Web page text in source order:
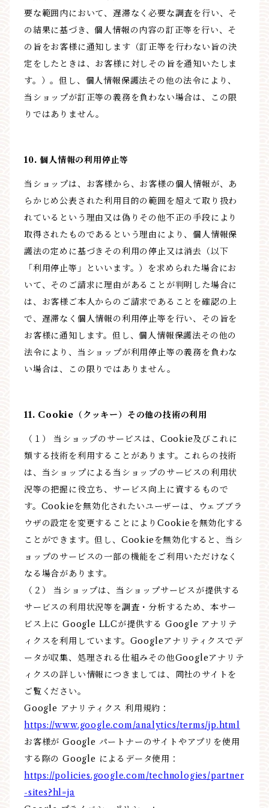
要な範囲内において、遅滞なく必要な調査を行い、そ
の結果に基づき、個人情報の内容の訂正等を行い、そ
の旨をお客様に通知します（訂正等を行わない旨の決
定をしたときは、お客様に対しその旨を通知いたしま
す。）。但し、個人情報保護法その他の法令により、
当ショップが訂正等の義務を負わない場合は、この限
りではありません。
10. 個人情報の利用停止等
当ショップは、お客様から、お客様の個人情報が、あ
らかじめ公表された利用目的の範囲を超えて取り扱わ
れているという理由又は偽りその他不正の手段により
取得されたものであるという理由により、個人情報保
護法の定めに基づきその利用の停止又は消去（以下
「利用停止等」といいます。）を求められた場合にお
いて、そのご請求に理由があることが判明した場合に
は、お客様ご本人からのご請求であることを確認の上
で、遅滞なく個人情報の利用停止等を行い、その旨を
お客様に通知します。但し、個人情報保護法その他の
法令により、当ショップが利用停止等の義務を負わな
い場合は、この限りではありません。
11. Cookie（クッキー）その他の技術の利用
（１） 当ショップのサービスは、Cookie及びこれに
類する技術を利用することがあります。これらの技術
は、当ショップによる当ショップのサービスの利用状
況等の把握に役立ち、サービス向上に資するもので
す。Cookieを無効化されたいユーザーは、ウェブブラ
ウザの設定を変更することによりCookieを無効化する
ことができます。但し、Cookieを無効化すると、当シ
ョップのサービスの一部の機能をご利用いただけなく
なる場合があります。
（２） 当ショップは、当ショップサービスが提供する
サービスの利用状況等を調査・分析するため、本サー
ビス上に Google LLCが提供する Google アナリテ
ィクスを利用しています。Googleアナリティクスでデ
ータが収集、処理される仕組みその他Googleアナリテ
ィクスの詳しい情報につきましては、同社のサイトを
ご覧ください。
Google アナリティクス 利用規約：
https://www.google.com/analytics/terms/jp.html
お客様が Google パートナーのサイトやアプリを使用
する際の Google によるデータ使用：
https://policies.google.com/technologies/partner
-sites?hl=ja